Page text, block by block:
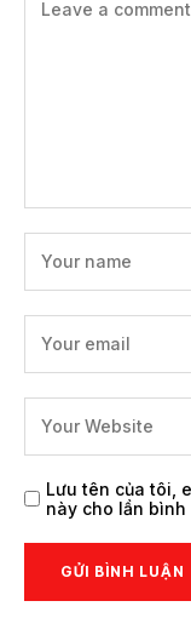
Lưu tên của tôi,
này cho lần